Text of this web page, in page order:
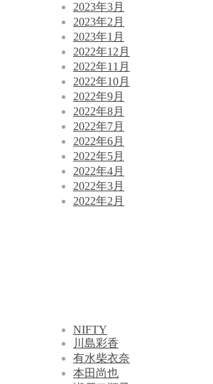
2023年3月
2023年2月
2023年1月
2022年12月
2022年11月
2022年10月
2022年9月
2022年8月
2022年7月
2022年6月
2022年5月
2022年4月
2022年3月
2022年2月
NIFTY
川島彩香
有水柴衣奈
本田尚也